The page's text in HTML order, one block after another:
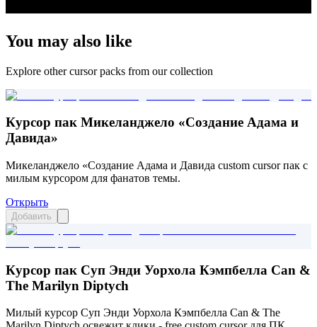
You may also like
Explore other cursor packs from our collection
Курсор пак Микеланджело «Создание Адама и
Давида»
Микеланджело «Создание Адама и Давида custom cursor пак с
милым курсором для фанатов темы.
Открыть
Добавить
Курсор пак Суп Энди Уорхола Кэмпбелла Can &
The Marilyn Diptych
Милый курсор Суп Энди Уорхола Кэмпбелла Can & The